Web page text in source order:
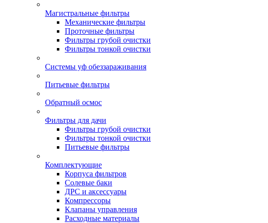
Магистральные фильтры
Механические фильтры
Проточные фильтры
Фильтры грубой очистки
Фильтры тонкой очистки
Системы уф обеззараживания
Питьевые фильтры
Обратный осмос
Фильтры для дачи
Фильтры грубой очистки
Фильтры тонкой очистки
Питьевые фильтры
Комплектующие
Корпуса фильтров
Солевые баки
ДРС и аксессуары
Компрессоры
Клапаны управления
Расходные материалы